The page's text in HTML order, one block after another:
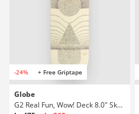
-24% + Free Griptape
Globe
G2 Real Fun, Wow! Deck 8.0" Skateboard deck